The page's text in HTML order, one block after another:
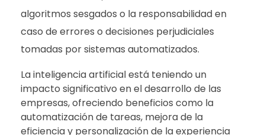
algoritmos sesgados o la responsabilidad en
caso de errores o decisiones perjudiciales
tomadas por sistemas automatizados.
La inteligencia artificial está teniendo un
impacto significativo en el desarrollo de las
empresas, ofreciendo beneficios como la
automatización de tareas, mejora de la
eficiencia y personalización de la experiencia